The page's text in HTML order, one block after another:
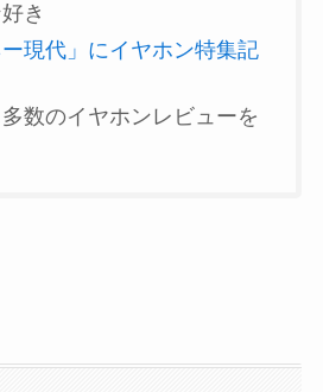
き
ー現代」にイヤホン特集記
数のイヤホンレビューを